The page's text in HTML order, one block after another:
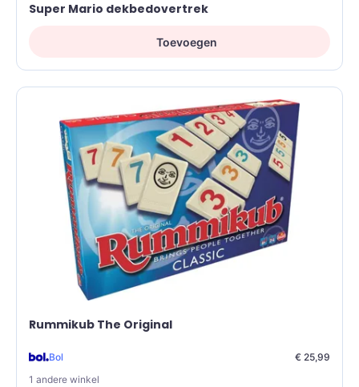
Super Mario dekbedovertrek
Toevoegen
Rummikub The Original
Bol
€ 25,99
1 andere winkel